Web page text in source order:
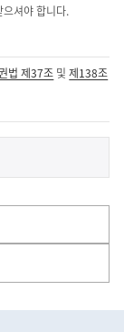
셔야 합니다.
법 제37조 및제138조